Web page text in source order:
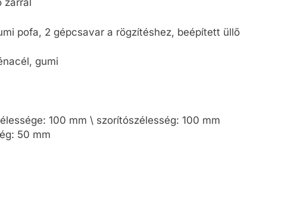
zárral
pofa, 2 gépcsavar a rögzítéshez, beépített üllő
gumi
100 mm \ szorítószélesség: 100 mm
50 mm